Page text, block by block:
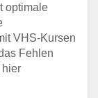
zum
optimale
VHS-Kursen
Fehlen
hier